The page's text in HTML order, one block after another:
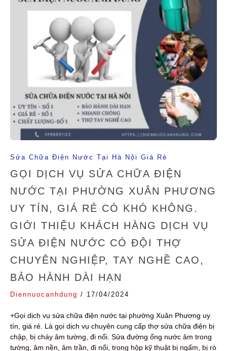
Sửa Chữa Điện Nước Tại Hà Nội Giá Rẻ
GỌI DỊCH VỤ SỬA CHỮA ĐIỆN
NƯỚC TẠI PHƯỜNG XUÂN PHƯƠNG
UY TÍN, GIÁ RẺ CÓ KHÓ KHÔNG.
GIỚI THIỆU KHÁCH HÀNG DỊCH VỤ
SỬA ĐIỆN NƯỚC CÓ ĐỘI THỢ
CHUYÊN NGHIỆP, TAY NGHỀ CAO,
BẢO HÀNH DÀI HẠN
Diennuocanhdung / 17/04/2024
+Gọi dịch vụ sửa chữa điện nước tại phường Xuân Phương uy
tín, giá rẻ. Là gọi dịch vụ chuyên cung cấp thợ sửa chữa điện bị
chập, bị cháy âm tường, đi nổi. Sửa đường ống nước âm trong
tường, âm nền, âm trần, đi nổi, trong hộp kỹ thuật bị ngấm, bị rò